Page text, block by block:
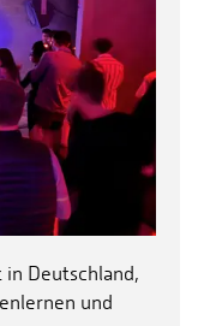
Deutschland,
und